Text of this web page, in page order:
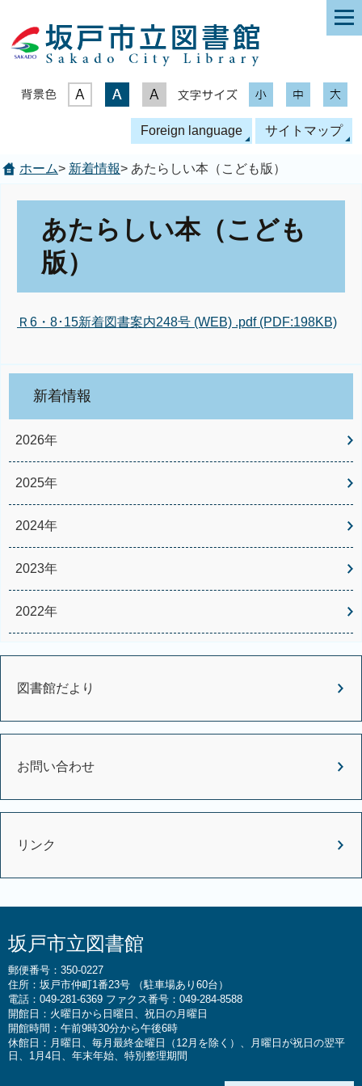
文字サイズ
表示色
Foreign language サイトマップ
ホーム> 新着情報> あたらしい本（こども版）
あたらしい本（こども
版）
Ｒ6・8･15新着図書案内248号 (WEB) .pdf (PDF:198KB)
新着情報
2026年
2025年
2024年
2023年
2022年
図書館だより
お問い合わせ
リンク
坂戸市立図書館
郵便番号：350-0227
住所：坂戸市仲町1番23号 （駐車場あり60台）
電話：049-281-6369 ファクス番号：049-284-8588
開館日：火曜日から日曜日、祝日の月曜日
開館時間：午前9時30分から午後6時
休館日：月曜日、毎月最終金曜日（12月を除く）、月曜日が祝日の翌平
日、1月4日、年末年始、特別整理期間